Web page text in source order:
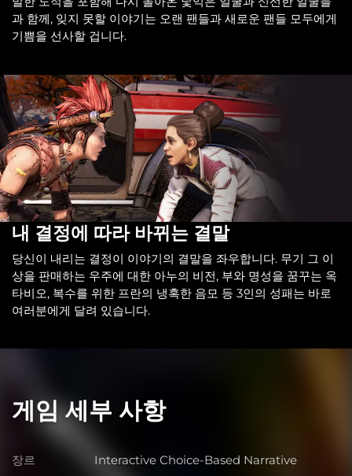
과 함께, 잊지 못할 이야기는 오랜 팬들과 새로운 팬들 모두에게
기쁨을 선사할 겁니다.
내 결정에 따라 바뀌는 결말
당신이 내리는 결정이 이야기의 결말을 좌우합니다. 무기 그 이
상을 판매하는 우주에 대한 아누의 비전, 부와 명성을 꿈꾸는 옥
타비오, 복수를 위한 프란의 냉혹한 음모 등 3인의 성패는 바로
여러분에게 달려 있습니다.
게임 세부 사항
장르 장르
Interactive Choice-Based Narrative